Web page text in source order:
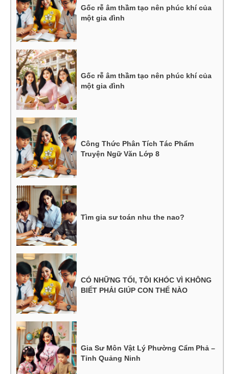
Gốc rễ âm thầm tạo nên phúc khí của
một gia đình
Gốc rễ âm thầm tạo nên phúc khí của
một gia đình
Công Thức Phân Tích Tác Phẩm
Truyện Ngữ Văn Lớp 8
Tìm gia sư toán nhu the nao?
CÓ NHỮNG TỐI, TÔI KHÓC VÌ KHÔNG
BIẾT PHẢI GIÚP CON THẾ NÀO
Gia Sư Môn Vật Lý Phường Cẩm Phả –
Tỉnh Quảng Ninh